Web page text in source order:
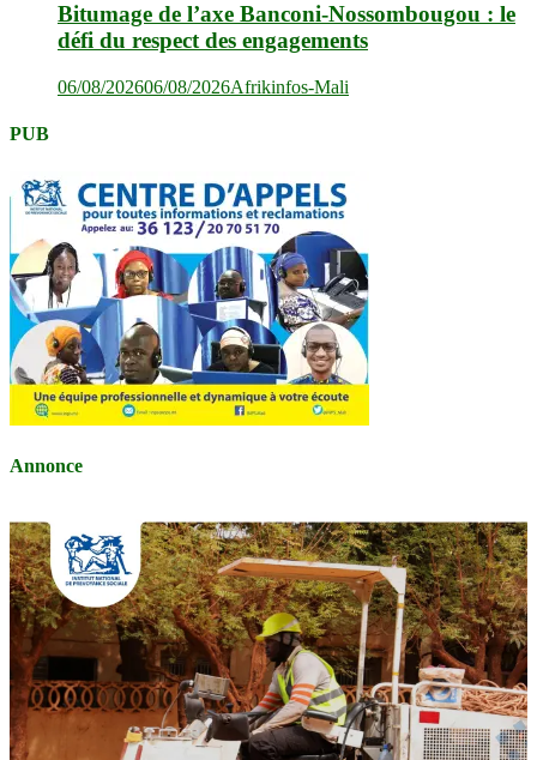
Bitumage de l’axe Banconi-Nossombougou : le
défi du respect des engagements
06/08/202606/08/2026Afrikinfos-Mali
PUB
Annonce